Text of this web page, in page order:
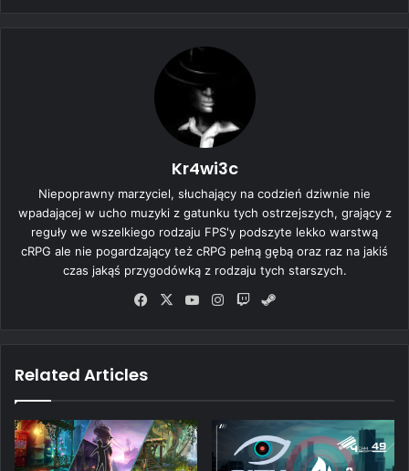
Kr4wi3c
Niepoprawny marzyciel, słuchający na codzień dziwnie nie
wpadającej w ucho muzyki z gatunku tych ostrzejszych, grający z
reguły we wszelkiego rodzaju FPS'y podszyte lekko warstwą
cRPG ale nie pogardzający też cRPG pełną gębą oraz raz na jakiś
czas jakąś przygodówką z rodzaju tych starszych.
Fa
X
Yo
Ins
Tw
Related Articles